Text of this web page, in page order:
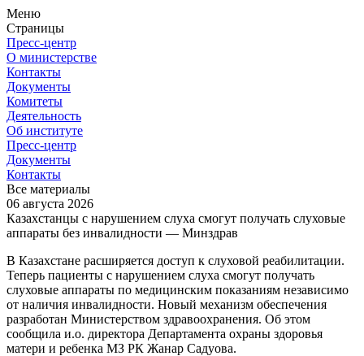
Меню
Страницы
Пресс-центр
О министерстве
Контакты
Документы
Комитеты
Деятельность
Об институте
Пресс-центр
Документы
Контакты
Все материалы
06 августа 2026
Казахстанцы с нарушением слуха смогут получать слуховые
аппараты без инвалидности — Минздрав
В Казахстане расширяется доступ к слуховой реабилитации.
Теперь пациенты с нарушением слуха смогут получать
слуховые аппараты по медицинским показаниям независимо
от наличия инвалидности. Новый механизм обеспечения
разработан Министерством здравоохранения. Об этом
сообщила и.о. директора Департамента охраны здоровья
матери и ребенка МЗ РК Жанар Садуова.